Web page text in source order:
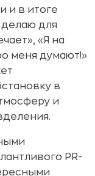
и в итоге
делаю для
«Я на
меня думают!»
в
и
PR-